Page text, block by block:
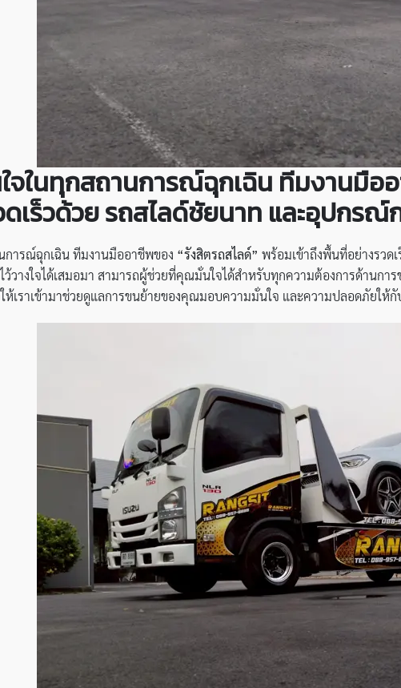
จในทุกสถานการณ์ฉุกเฉิน ทีมงานมือ
เร็วด้วยรถสไลด์ชัยนาท และอุปกรณ์
การณ์ฉุกเฉิน ทีมงานมืออาชีพของ “รังสิตรถสไลด์” พร้อมเข้าถึงพื้นที่อย่างรวด
ว้วางใจได้เสมอมา สามารถผู้ช่วยที่คุณมั่นใจได้สำหรับทุกความต้องการด้านก
ให้เราเข้ามาช่วยดูแลการขนย้ายของคุณมอบความมั่นใจ และความปลอดภัยใ